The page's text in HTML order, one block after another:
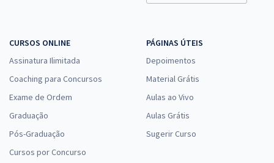
CURSOS ONLINE
Assinatura Ilimitada
Coaching para Concursos
Exame de Ordem
Graduação
Pós-Graduação
Cursos por Concurso
PÁGINAS ÚTEIS
Depoimentos
Material Grátis
Aulas ao Vivo
Aulas Grátis
Sugerir Curso